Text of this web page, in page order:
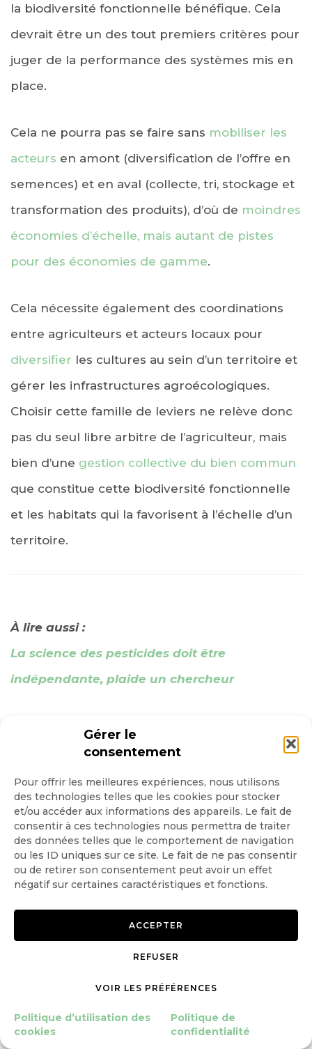
Gérer le
consentement
Pour offrir les meilleures expériences, nous utilisons
des technologies telles que les cookies pour stocker
et/ou accéder aux informations des appareils. Le fait de
consentir à ces technologies nous permettra de traiter
des données telles que le comportement de navigation
ou les ID uniques sur ce site. Le fait de ne pas consentir
ou de retirer son consentement peut avoir un effet
négatif sur certaines caractéristiques et fonctions.
ACCEPTER
REFUSER
VOIR LES PRÉFÉRENCES
Politique d’utilisation des
cookies
Politique de
confidentialité
la biodiversité fonctionnelle bénéfique. Cela
devrait être un des tout premiers critères pour
juger de la performance des systèmes mis en
place.
Cela ne pourra pas se faire sans mobiliser les
acteurs en amont (diversification de l’offre en
semences) et en aval (collecte, tri, stockage et
transformation des produits), d’où de moindres
économies d’échelle, mais autant de pistes
pour des économies de gamme.
Cela nécessite également des coordinations
entre agriculteurs et acteurs locaux pour
diversifier les cultures au sein d’un territoire et
gérer les infrastructures agroécologiques.
Choisir cette famille de leviers ne relève donc
pas du seul libre arbitre de l’agriculteur, mais
bien d’une gestion collective du bien commun
que constitue cette biodiversité fonctionnelle
et les habitats qui la favorisent à l’échelle d’un
territoire.
À lire aussi :
La science des pesticides doit être
indépendante, plaide un chercheur
biodiversité utile devra être contextualisée en
fonction des caractéristiques de sol, de climat
et d’histoire culturale de la parcelle. Il y a donc
beaucoup moins de « recettes » que pour les
voies de protection des cultures basées sur
l’amélioration de l’efficience des intrants
Il faut donc que les marchés évoluent pour
proposer des solutions portant à la fois une